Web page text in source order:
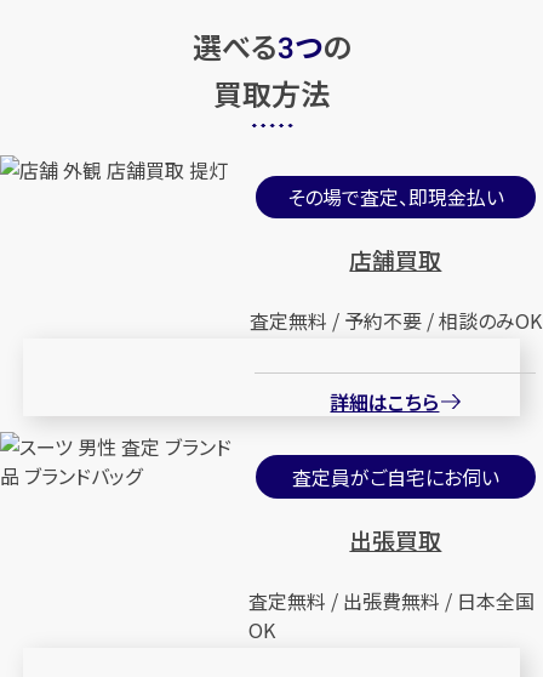
選べる3つの
買取方法
その場で査定、即現金払い
店舗買取
査定無料 / 予約不要 / 相談のみOK
詳細はこちら
査定員がご自宅にお伺い
出張買取
査定無料 / 出張費無料 / 日本全国
OK